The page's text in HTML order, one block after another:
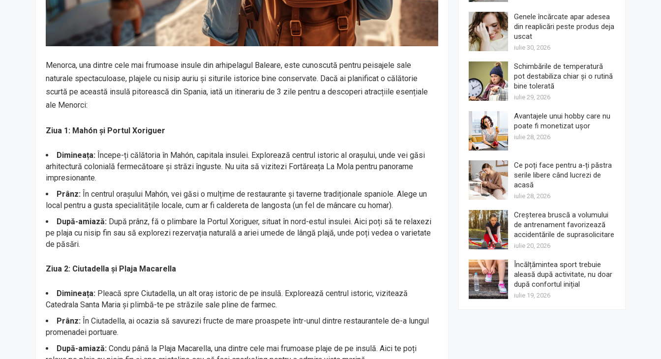
Menorca, una dintre cele mai frumoase insule din arhipelagul Baleare, este cunoscută pentru peisajele sale
naturale spectaculoase, plajele cu nisip auriu și siturile istorice bine conservate. Dacă ai planificat o călătorie
scurtă pe această insulă pitorească din Spania, iată un itinerariu de 3 zile pentru a descoperi atracțiile esențiale
ale Menorci:
Ziua 1: Mahón și Portul Xoriguer
Dimineața: Începe-ți călătoria în Mahón, capitala insulei. Explorează centrul istoric al orașului, unde vei găsi
arhitectură colonială fermecătoare și străzi înguste. Nu uita să vizitezi Fortăreața La Mola pentru panorame
impresionante.
Prânz: În centrul orașului Mahón, vei găsi o mulțime de restaurante și taverne tradiționale spaniole. Alege un
local pentru a gusta specialitățile locale, cum ar fi caldereta de langosta (un fel de mâncare cu homar).
După-amiază: După prânz, fă o plimbare la Portul Xoriguer, situat în nord-estul insulei. Aici poți să te relaxezi
pe plaja cu nisip fin sau să explorezi rezervația naturală a ariei umede de lângă plajă, unde poți vedea o varietate
de păsări.
Ziua 2: Ciutadella și Plaja Macarella
Dimineața: Pleacă spre Ciutadella, un alt oraș istoric de pe insulă. Explorează centrul istoric, vizitează
Catedrala Santa Maria și plimbă-te pe străzile sale pline de farmec.
Prânz: În Ciutadella, ai ocazia să savurezi fructe de mare proaspete într-unul dintre restaurantele de-a lungul
promenadei portuare.
După-amiază: Condu până la Plaja Macarella, una dintre cele mai frumoase plaje de pe insulă. Aici te poți
Genele încărcate apar adesea
din reaplicări peste produs deja
uscat
iulie 30, 2026
Schimbările de temperatură
pot destabiliza chiar și o rutină
bine tolerată
iulie 29, 2026
Avantajele unui hobby care nu
poate fi monetizat ușor
iulie 28, 2026
Ce poți face pentru a-ți păstra
serile libere când lucrezi de
acasă
iulie 28, 2026
Creșterea bruscă a volumului
de antrenament favorizează
accidentările de suprasolicitare
iulie 20, 2026
Încălțămintea sport trebuie
aleasă după activitate, nu doar
după confortul inițial
iulie 19, 2026